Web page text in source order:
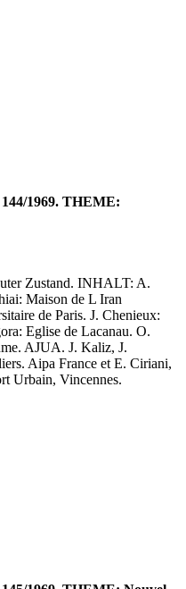
1969. THEME:
Zustand. INHALT: A.
Maison de L Iran
de Paris. J. Chenieux:
Eglise de Lacanau. O.
AJUA. J. Kaliz, J.
Aipa France et E. Ciriani,
Urbain, Vincennes.